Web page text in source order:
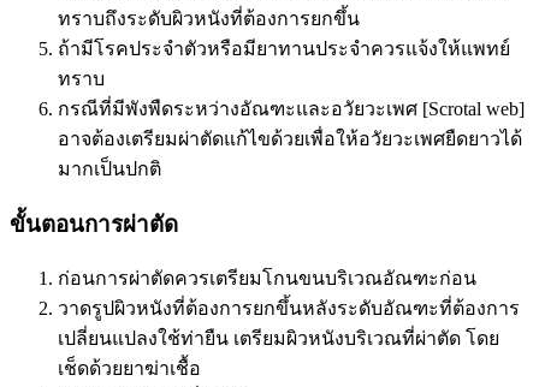
ทราบถึงระดับผิวหนังที่ต้องการยกขึ้น
ถ้ามีโรคประจำตัวหรือมียาทานประจำควรแจ้งให้แพทย์
ทราบ
กรณีที่มีพังพืดระหว่างอัณฑะและอวัยวะเพศ [Scrotal web]
อาจต้องเตรียมผ่าตัดแก้ไขด้วยเพื่อให้อวัยวะเพศยืดยาวได้
มากเป็นปกติ
ขั้นตอนการผ่าตัด
ก่อนการผ่าตัดควรเตรียมโกนขนบริเวณอัณฑะก่อน
วาดรูปผิวหนังที่ต้องการยกขึ้นหลังระดับอัณฑะที่ต้องการ
เปลี่ยนแปลงใช้ท่ายืน เตรียมผิวหนังบริเวณที่ผ่าตัด โดย
เช็ดด้วยยาฆ่าเชื้อ